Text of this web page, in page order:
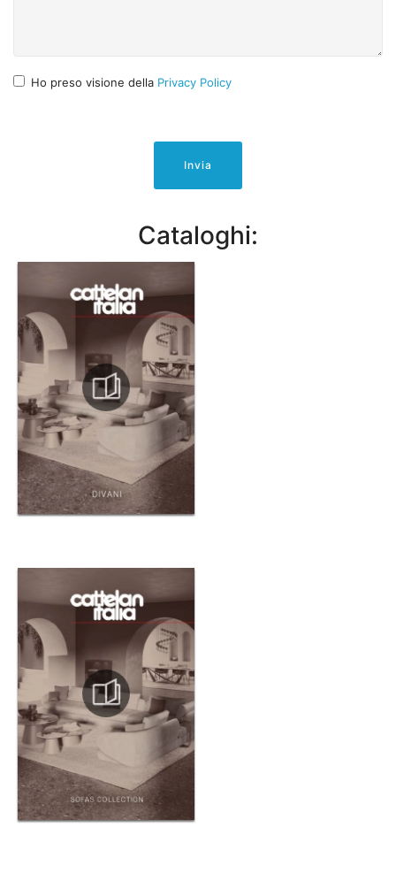
Ho preso visione della Privacy Policy
Invia
Cataloghi: